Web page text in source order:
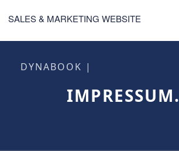
SALES & MARKETING WEBSITE
DYNABOOK |
IMPRESSUM.